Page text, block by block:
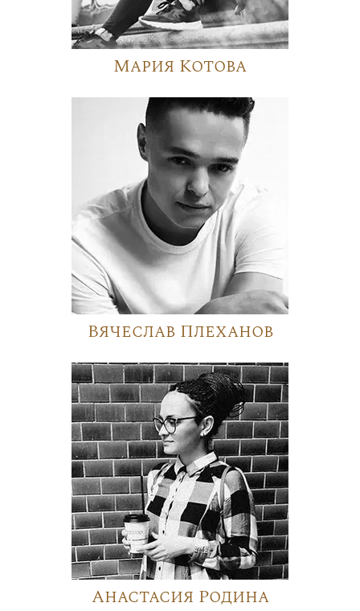
Мария Котова
Вячеслав Плеханов
Анастасия Родина